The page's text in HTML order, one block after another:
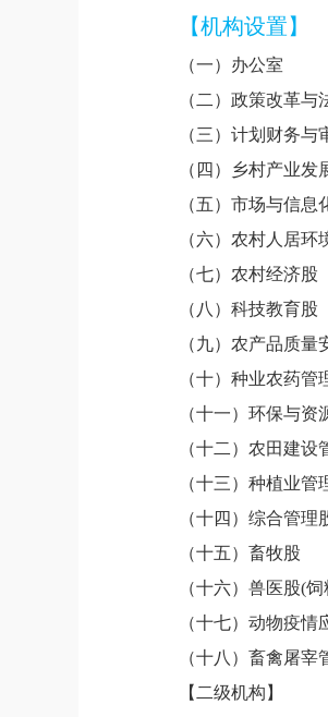
【机构设置】
（一） 办公室
（二） 政策改革与
（三） 计划财务与
（四）
乡村产业发
（五） 市场与信息
（六） 农村人居环
（七） 农村经济股
（ 八 ） 科技教育股
（九） 农产品质量
（十） 种业农药管
（十一） 环保与资
（十二 ） 农田建设
（十三） 种植业管
（十四 ） 综合管理
（十五）畜牧股
（十六） 兽医股(
（十七）动物疫情
（十八 ）畜禽屠宰
【 二级机构 】